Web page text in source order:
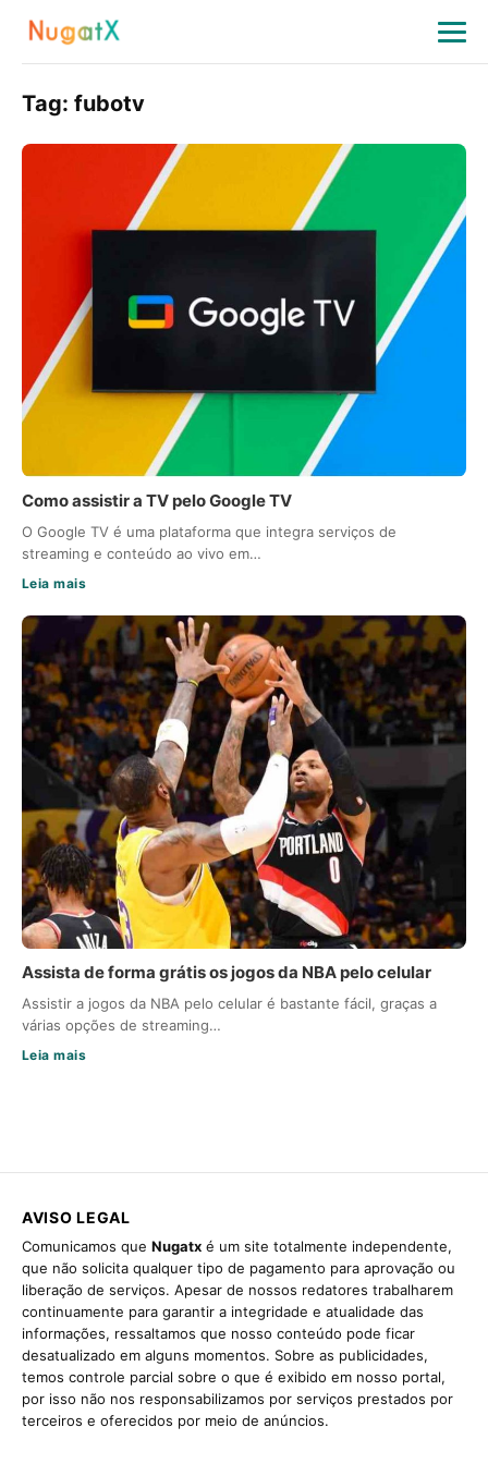
Tag: fubotv
Como assistir a TV pelo Google TV
O Google TV é uma plataforma que integra serviços de
streaming e conteúdo ao vivo em…
Leia mais
Assista de forma grátis os jogos da NBA pelo celular
Assistir a jogos da NBA pelo celular é bastante fácil, graças a
várias opções de streaming…
Leia mais
AVISO LEGAL
Comunicamos que Nugatx é um site totalmente independente,
que não solicita qualquer tipo de pagamento para aprovação ou
liberação de serviços. Apesar de nossos redatores trabalharem
continuamente para garantir a integridade e atualidade das
informações, ressaltamos que nosso conteúdo pode ficar
desatualizado em alguns momentos. Sobre as publicidades,
temos controle parcial sobre o que é exibido em nosso portal,
por isso não nos responsabilizamos por serviços prestados por
terceiros e oferecidos por meio de anúncios.